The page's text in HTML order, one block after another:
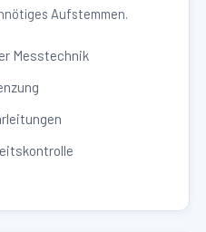
Aufstemmen.
Messtechnik